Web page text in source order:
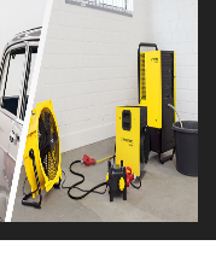
standard
1500s.